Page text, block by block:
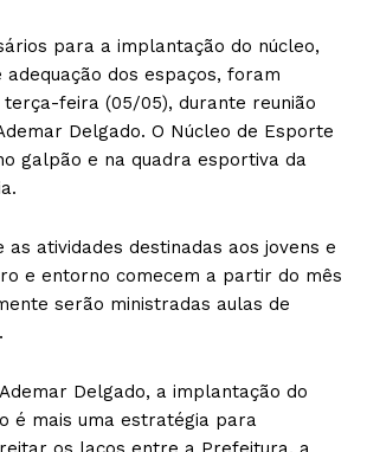
para a implantação do núcleo,
dos espaços, foram
terça-feira (05/05), durante reunião
Delgado. O Núcleo de Esporte
galpão e na quadra esportiva da
as atividades destinadas aos jovens e
e entorno comecem a partir do mês
serão ministradas aulas de
Delgado, a implantação do
é mais uma estratégia para